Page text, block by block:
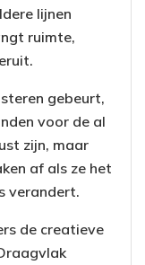
lijnen
ruimte,
gebeurt,
voor de al
zijn, maar
af als ze het
verandert.
de creatieve